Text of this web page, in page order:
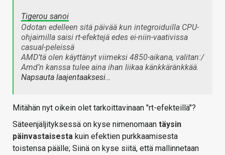
Tigerou sanoi
Odotan edelleen sitä päivää kun integroiduilla CPU-
ohjaimilla saisi rt-efektejä edes ei-niin-vaativissa
casual-peleissä
AMD’tä olen käyttänyt viimeksi 4850-aikana, valitan:/
Amd’n kanssa tulee aina ihan liikaa känkkäränkkää.
Napsauta laajentaaksesi…
Mitähän nyt oikein olet tarkoittavinaan "rt-efekteillä"?
Säteenjäljityksessä on kyse nimenomaan täysin
päinvastaisesta kuin efektien purkkaamisesta
toistensa päälle; Siinä on kyse siitä, että mallinnetaan